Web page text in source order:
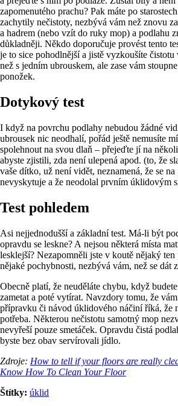
zapomenutého prachu? Pak máte po
zachytily nečistoty, nezbývá vám než znovu
a hadrem (nebo vzít do ruky mop) a podlahu
důkladněji. Někdo doporučuje provést tento
je to sice pohodlnější a jistě vyzkoušíte
než s jedním ubrouskem, ale zase vám
ponožek.
Dotykový test
I když na povrchu podlahy nebudou žádné
ubrousek nic neodhalí, pořád ještě nemusíte
spolehnout na svou dlaň – přejeďte jí na
abyste zjistili, zda není ulepená apod. (to, že
vaše dítko, už není vidět, neznamená, že se na
nevyskytuje a že neodolal prvním úklidovým
Test pohledem
Asi nejjednodušší a základní test. Má-li být
opravdu se leskne? A nejsou některá místa
lesklejší? Nezapomněli jste v koutě nějaký ten
nějaké pochybnosti, nezbývá vám, než se dát
Obecně platí, že neuděláte chybu, když
zametat a poté vytírat. Navzdory tomu, že
přípravku či návod úklidového náčiní říká, že
potřeba. Některou nečistotu samotný mop
nevyřeší pouze smetáček. Opravdu čistá
byste bez obav servírovali jídlo.
Zdroje: How to tell if your floors are really
Know How To Clean Your Floor
Štítky: úklid